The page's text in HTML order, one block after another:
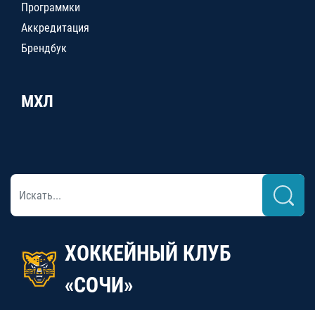
Программки
Аккредитация
Брендбук
МХЛ
ХОККЕЙНЫЙ КЛУБ
«СОЧИ»